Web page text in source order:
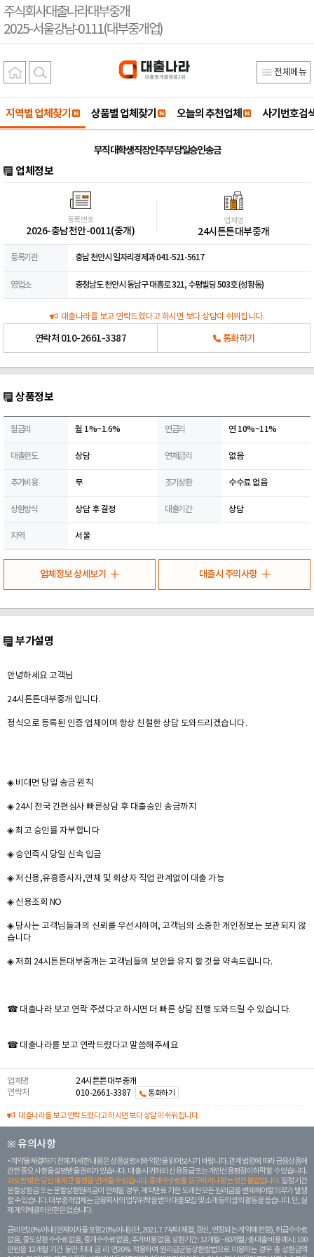
주식회사대출나라대부중개
2025-서울강남-0111(대부중개업)
전체메뉴
지역별 업체찾기 상품별 업체찾기 오늘의 추천업체 사기번호검
무직 대학생 직장인 주부 당일승인 송금
업체정보
등록번호
2026-충남천안-0011(중개)
업체명
24시튼튼대부중개
등록기관 충남 천안시 일자리경제과 041-521-5617
영업소 충청남도 천안시 동남구 대흥로 321, 수평빌딩 503호 (성황동)
대출나라를 보고 연락드렸다고 하시면 보다 상담이 쉬워집니다.
연락처 010-2661-3387 통화하기
상품정보
월금리 월 1%~1.6% 연금리 연 10%~11%
대출한도 상담 연체금리 없음
추가비용 무 조기상환 수수료 없음
상환방식 상담 후 결정 대출기간 상담
지역 서울
업체정보 상세보기 대출시 주의사항
부가설명
안녕하세요 고객님
24시튼튼대부중개 입니다.
정식으로 등록된 인증 업체이며 항상 친철한 상담 도와드리겠습니다.
◈ 비대면 당일 송금 원칙
◈ 24시 전국 간편심사 빠른상담 후 대출승인 송금까지
◈ 최고 승인률 자부합니다
◈ 승인즉시 당일 신속 입금
◈ 저신용,유흥종사자,연체 및 회상자 직업 관계없이 대출 가능
◈ 신용조회 NO
◈ 당사는 고객님들과의 신뢰를 우선시하며, 고객님의 소중한 개인정보는 보관되지 않
습니다
◈ 저희 24시튼튼대부중개는 고객님들의 보안을 유지 할 것을 약속드립니다.
☎ 대출나라 보고 연락 주셨다고 하시면 더 빠른 상담 진행 도와드릴 수 있습니다.
☎ 대출나라를 보고 연락드렸다고 말씀해주세요
업체명
24시튼튼대부중개
연락처
010-2661-3387 통화하기
대출나라를 보고 연락드렸다고 하시면 보다 상담이 쉬워집니다.
※ 유의사항
계약을 체결하기 전에 자세한 내용은 상품설명서와 약관을 읽어보시기 바랍니다. 관계 법령에 따라 금융상품에
관한 중요 사항을 설명받을 권리가 있습니다. 대 출 시 귀하의 신용등급 또는 개인신용평점이 하락할 수 있습니다.
과도한 빚은 당신 에게 큰 불행을 안겨줄 수 있습니다. 중개수수료를 요구하거나 받는 것은 불법입니다. 일정 기간
분할상환금 또는 분할상환원리금이 연체될 경우, 계약만료 기한 도래전 모든 원리금을 변제해야할 의무가 발생
할 수 있습니다. 대부중개업체는 금융회사의 업무위탁을 받아 대출모집 및 소개 등의 섭외 활동을 돕습니다. 단, 실
제 계약체결의 권한은 없습니다.
금리 연20% 이내 (연체이자율 포함 20% 이내) (단, 2021. 7. 7부터 체결, 갱신, 연장되는 계 약에 한함), 취급수수료
없음, 중도상환 수수료 없음, 중개수수료 없음, 추가비용 없음. 상환기간 : 12개월 ~ 60개월 / 총 대출 비용 예시 : 100
만원을 12개월 기간 동안 최대 금 리 연20% 적용하여 원리금균등상환방법으로 이용하는 경우 총 상환금액